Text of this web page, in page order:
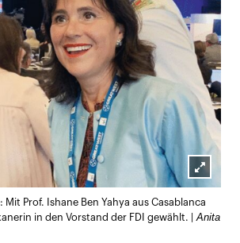
öffnen
Mit Prof. Ishane Ben Yahya aus Casablanca
in den Vorstand der FDI gewählt. | Anita